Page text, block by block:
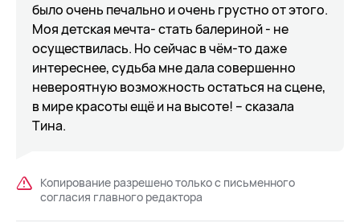
было очень печально и очень грустно от этого.
Моя детская мечта- стать балериной - не
осуществилась. Но сейчас в чём-то даже
интереснее, судьба мне дала совершенно
невероятную возможность остаться на сцене,
в мире красоты ещё и на высоте! – сказала
Тина.
Копирование разрешено только с письменного
согласия главного редактора